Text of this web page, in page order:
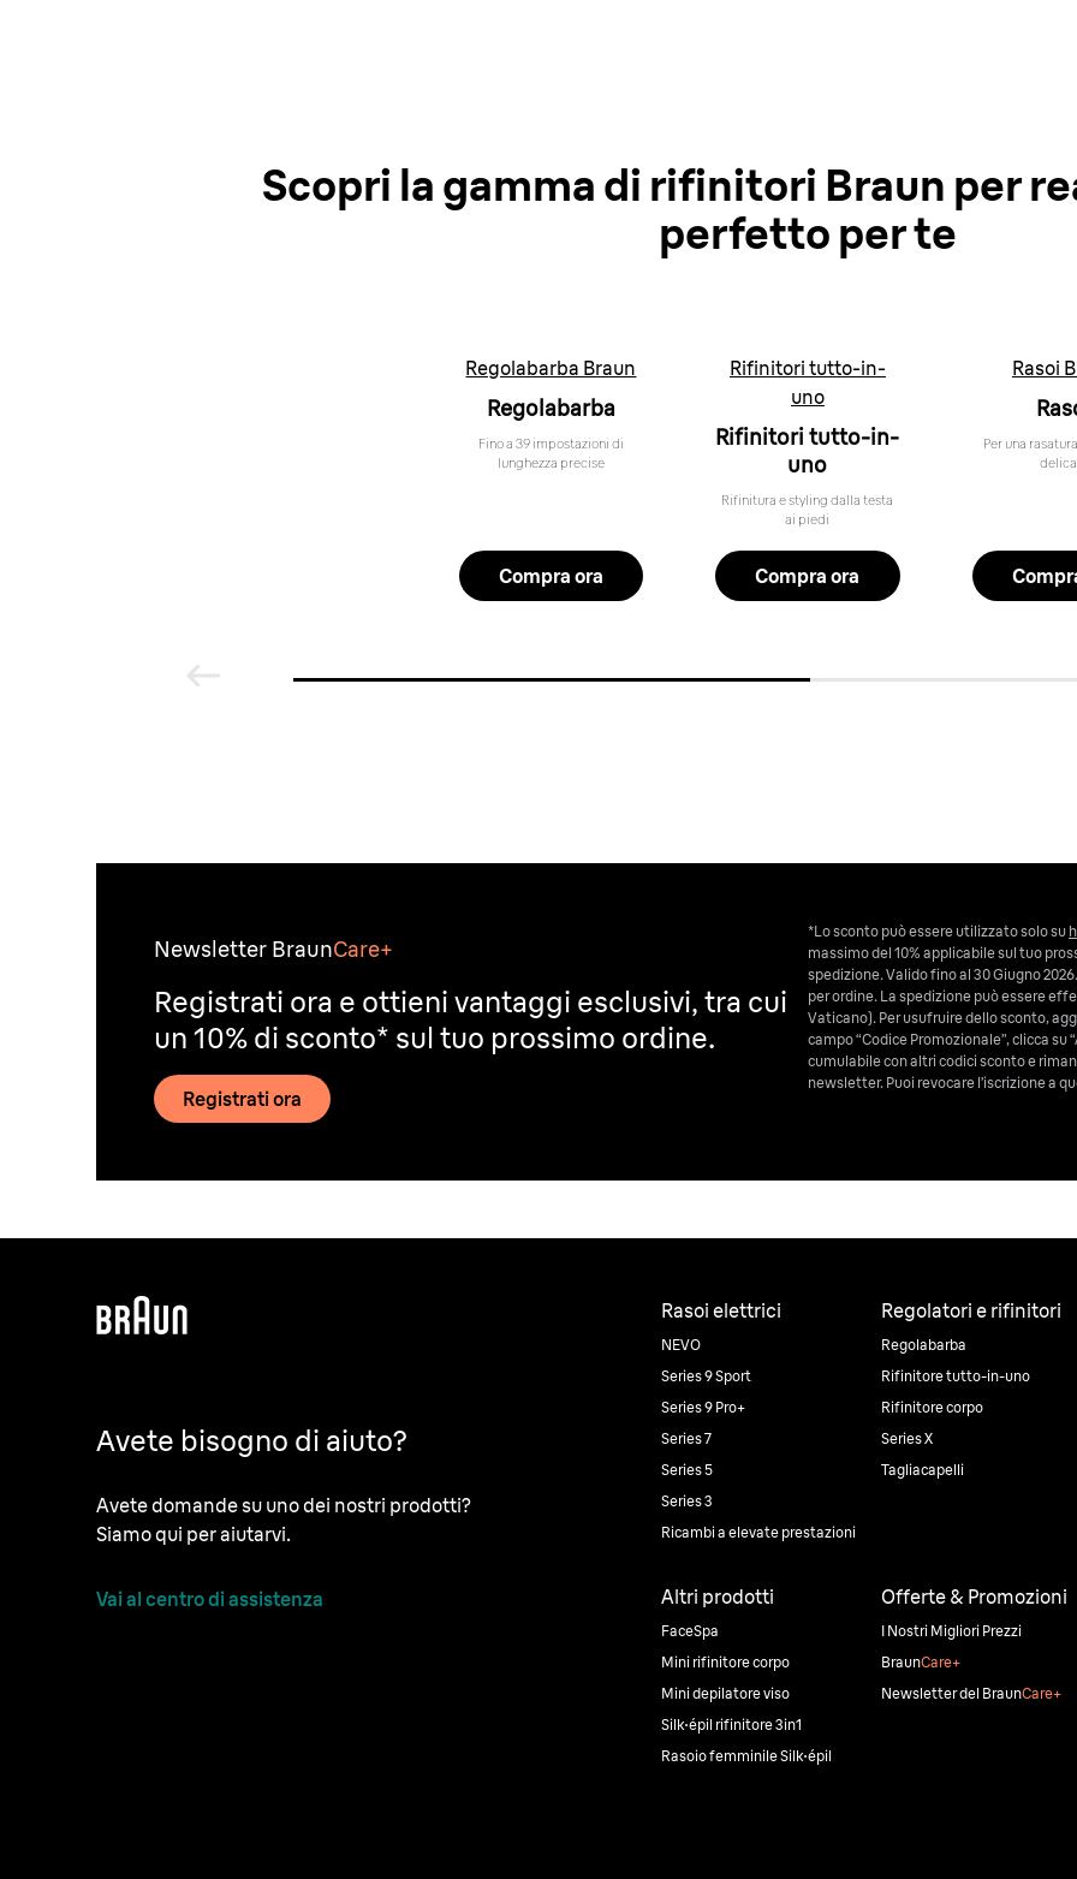
Scopri la gamma di rifinitori Braun per
perfetto per te
Regolabarba Braun
Regolabarba
Fino a 39 impostazioni di
lunghezza precise
Compra ora
Rifinitori tutto-in-
uno
Rifinitori tutto-in-
uno
Rifinitura e styling dalla testa
ai piedi
Compra ora
Rasoi
Per una
Newsletter BraunCare+
Registrati ora e ottieni vantaggi esclusivi, tra cui
un 10% di sconto* sul tuo prossimo ordine.
Registrati ora
*Lo sconto può essere utilizzato solo su
massimo del 10% applicabile sul tuo
spedizione. Valido fino al 30 Giugno
per ordine. La spedizione può essere
Vaticano). Per usufruire dello sconto,
campo “Codice Promozionale”, clicca
cumulabile con altri codici sconto e
newsletter. Puoi revocare l’iscrizione a
Avete bisogno di aiuto?
Avete domande su uno dei nostri prodotti?
Siamo qui per aiutarvi.
Vai al centro di assistenza
Rasoi elettrici
NEVO
Series 9 Sport
Series 9 Pro+
Series 7
Series 5
Series 3
Ricambi a elevate prestazioni
Regolatori e rifinitori
Regolabarba
Rifinitore tutto-in-uno
Rifinitore corpo
Series X
Tagliacapelli
Altri prodotti
FaceSpa
Mini rifinitore corpo
Mini depilatore viso
Silk·épil rifinitore 3in1
Rasoio femminile Silk·épil
Offerte & Promozioni
I Nostri Migliori Prezzi
BraunCare+
Newsletter del BraunCare+